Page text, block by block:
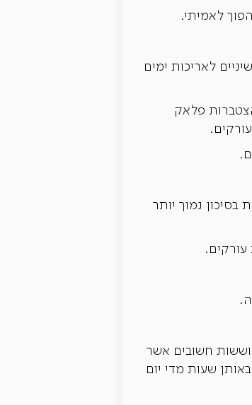
לאמיתי.
לאריכות ימים
פלאק
בסיכון נמוך יותר
חשובים אשר
שעות מדי יום